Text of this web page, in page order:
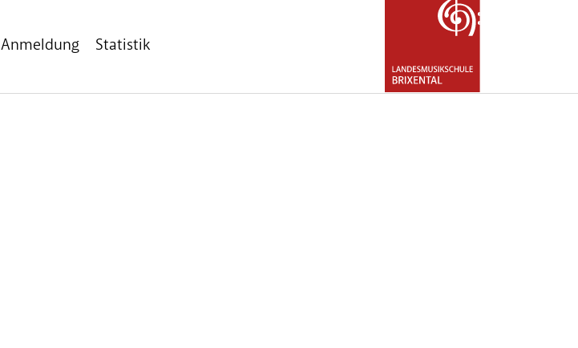
Anmeldung Statistik